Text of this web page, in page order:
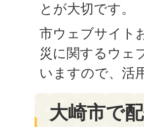
とが大切です。
市ウェブサイト
災に関するウェ
いますので、活
大崎市で